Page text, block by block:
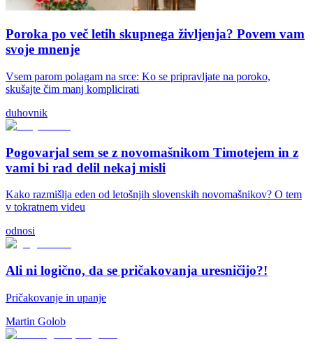
Poroka po več letih skupnega življenja? Povem vam
svoje mnenje
Vsem parom polagam na srce: Ko se pripravljate na poroko,
skušajte čim manj komplicirati
duhovnik
Pogovarjal sem se z novomašnikom Timotejem in z
vami bi rad delil nekaj misli
Kako razmišlja eden od letošnjih slovenskih novomašnikov? O tem
v tokratnem videu
odnosi
Ali ni logično, da se pričakovanja uresničijo?!
Pričakovanje in upanje
Martin Golob